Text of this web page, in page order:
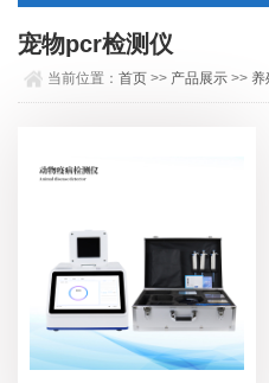
宠物pcr检测仪
当前位置：首页 >> 产品展示 >> 养